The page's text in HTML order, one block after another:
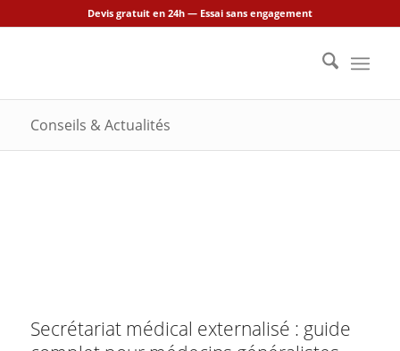
Devis gratuit en 24h — Essai sans engagement
Conseils & Actualités
Secrétariat médical externalisé : guide